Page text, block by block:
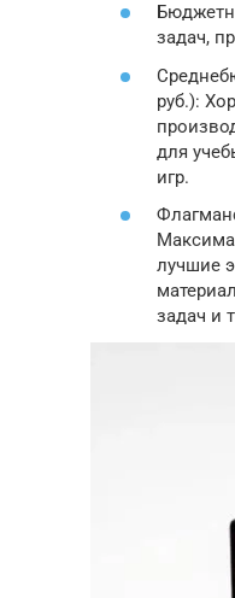
задач,
руб.):
для
игр.
лучшие
задач и